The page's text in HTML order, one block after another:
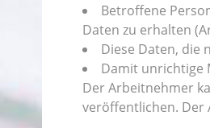
Betroffene
Daten zu erhalten
Diese Daten, die
Damit unrichtige
Der Arbeitnehmer
veröffentlichen. Der